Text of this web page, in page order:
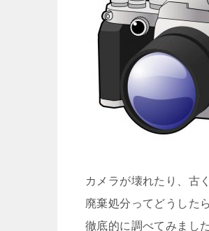
カメラが壊れたり、古
廃棄処分ってどうした
徹底的に調べてみました